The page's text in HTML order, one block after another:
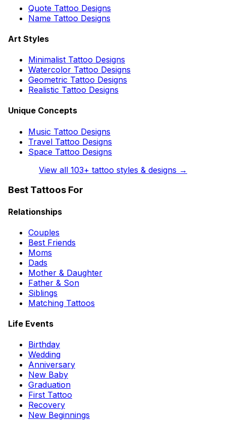
Quote Tattoo Designs
Name Tattoo Designs
Art Styles
Minimalist Tattoo Designs
Watercolor Tattoo Designs
Geometric Tattoo Designs
Realistic Tattoo Designs
Unique Concepts
Music Tattoo Designs
Travel Tattoo Designs
Space Tattoo Designs
View all 103+ tattoo styles & designs →
Best Tattoos For
Relationships
Couples
Best Friends
Moms
Dads
Mother & Daughter
Father & Son
Siblings
Matching Tattoos
Life Events
Birthday
Wedding
Anniversary
New Baby
Graduation
First Tattoo
Recovery
New Beginnings